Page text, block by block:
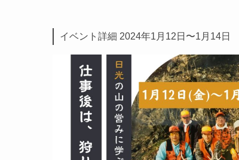
イベント詳細 2024年1月12日〜1月14日